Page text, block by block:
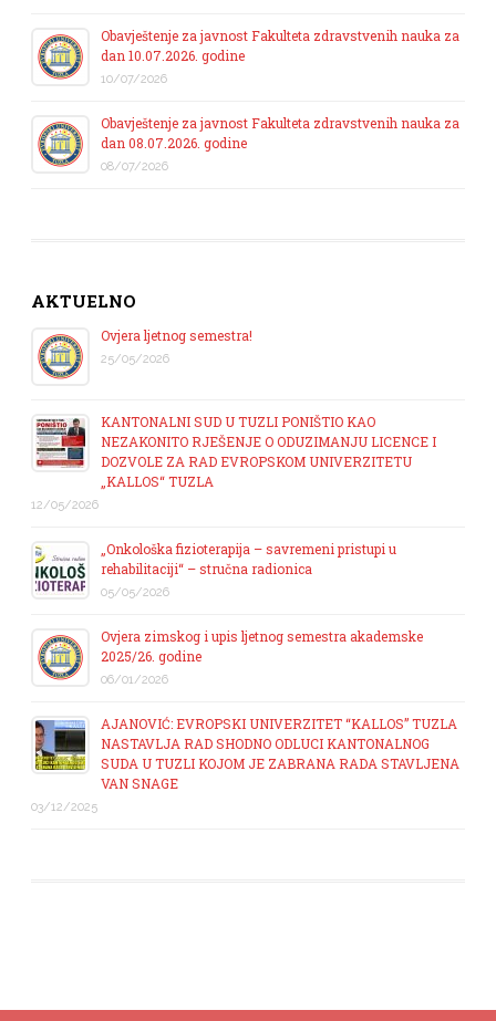
Obavještenje za javnost Fakulteta zdravstvenih nauka za
dan 10.07.2026. godine
10/07/2026
Obavještenje za javnost Fakulteta zdravstvenih nauka za
dan 08.07.2026. godine
08/07/2026
AKTUELNO
Ovjera ljetnog semestra!
25/05/2026
KANTONALNI SUD U TUZLI PONIŠTIO KAO
NEZAKONITO RJEŠENJE O ODUZIMANJU LICENCE I
DOZVOLE ZA RAD EVROPSKOM UNIVERZITETU
„KALLOS“ TUZLA
12/05/2026
„Onkološka fizioterapija – savremeni pristupi u
rehabilitaciji“ – stručna radionica
05/05/2026
Ovjera zimskog i upis ljetnog semestra akademske
2025/26. godine
06/01/2026
AJANOVIĆ: EVROPSKI UNIVERZITET “KALLOS” TUZLA
NASTAVLJA RAD SHODNO ODLUCI KANTONALNOG
SUDA U TUZLI KOJOM JE ZABRANA RADA STAVLJENA
VAN SNAGE
03/12/2025